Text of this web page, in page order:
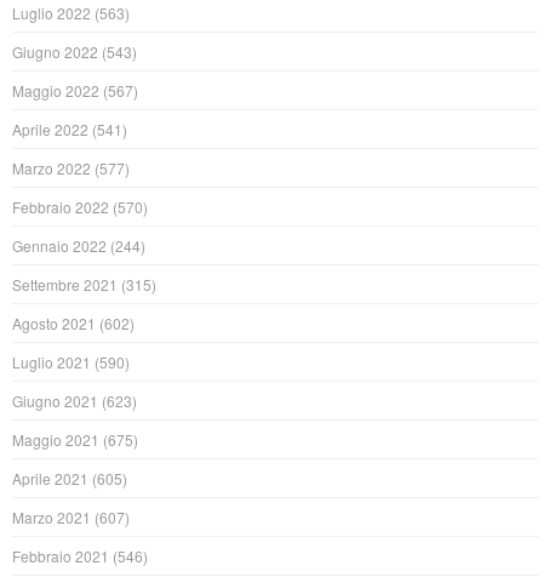
Luglio 2022 (563)
Giugno 2022 (543)
Maggio 2022 (567)
Aprile 2022 (541)
Marzo 2022 (577)
Febbraio 2022 (570)
Gennaio 2022 (244)
Settembre 2021 (315)
Agosto 2021 (602)
Luglio 2021 (590)
Giugno 2021 (623)
Maggio 2021 (675)
Aprile 2021 (605)
Marzo 2021 (607)
Febbraio 2021 (546)